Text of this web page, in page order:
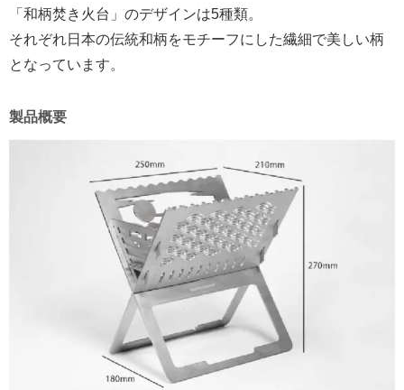
「和柄焚き火台」のデザインは5種類。
それぞれ日本の伝統和柄をモチーフにした繊細で美しい柄
となっています。
製品概要